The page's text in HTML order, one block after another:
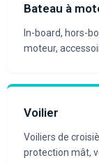
Bateau à
In-board, hors-
moteur,
Voilier
Voiliers de
protection mât,